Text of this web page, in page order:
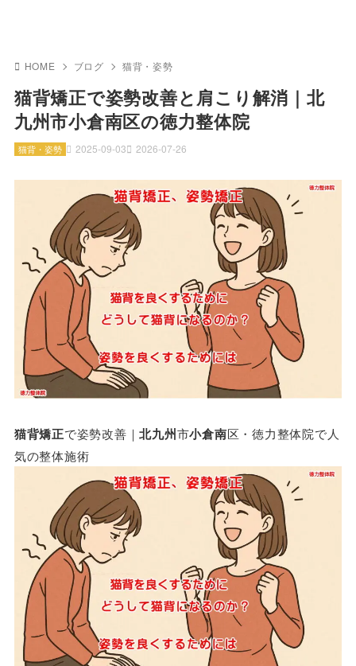
HOME ブログ 猫背・姿勢
猫背矯正で姿勢改善と肩こり解消｜北
九州市小倉南区の徳力整体院
2025-09-03 2026-07-26
猫背・姿勢
猫背矯正で姿勢改善｜北九州市小倉南区・徳力整体院で人
気の整体施術